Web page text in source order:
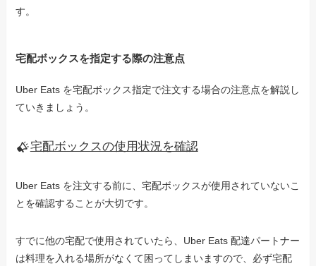
す。
宅配ボックスを指定する際の注意点
Uber Eats を宅配ボックス指定で注文する場合の注意点を解説し
ていきましょう。
宅配ボックスの使用状況を確認
Uber Eats を注文する前に、宅配ボックスが使用されていないこ
とを確認することが大切です。
すでに他の宅配で使用されていたら、Uber Eats 配達パートナー
は料理を入れる場所がなくて困ってしまいますので、必ず宅配